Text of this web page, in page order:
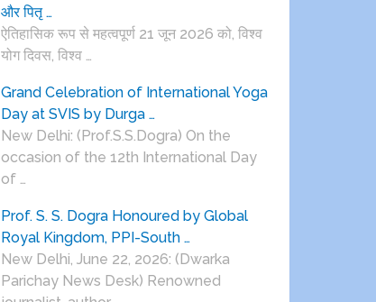
और पितृ …
ऐतिहासिक रूप से महत्वपूर्ण 21 जून 2026 को, विश्व
योग दिवस, विश्व …
Grand Celebration of International Yoga
Day at SVIS by Durga …
New Delhi: (Prof.S.S.Dogra) On the
occasion of the 12th International Day
of …
Prof. S. S. Dogra Honoured by Global
Royal Kingdom, PPI-South …
New Delhi, June 22, 2026: (Dwarka
Parichay News Desk) Renowned